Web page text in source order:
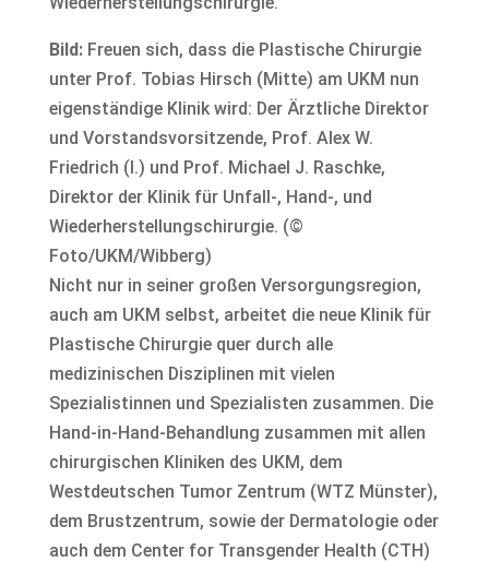
Bild:Freuen sich, dass die Plastische Chirurgie
unter Prof. Tobias Hirsch (Mitte) am UKM nun
eigenständige Klinik wird: Der Ärztliche Direktor
und Vorstandsvorsitzende, Prof. Alex W.
Friedrich (l.) und Prof. Michael J. Raschke,
Direktor der Klinik für Unfall-, Hand-, und
Wiederherstellungschirurgie. (©
Foto/UKM/Wibberg)
Nicht nur in seiner großen Versorgungsregion,
auch am UKM selbst, arbeitet die neue Klinik für
Plastische Chirurgie quer durch alle
medizinischen Disziplinen mit vielen
Spezialistinnen und Spezialisten zusammen. Die
Hand-in-Hand-Behandlung zusammen mit allen
chirurgischen Kliniken des UKM, dem
Westdeutschen Tumor Zentrum (WTZ Münster),
dem Brustzentrum, sowie der Dermatologie oder
auch dem Center for Transgender Health (CTH)